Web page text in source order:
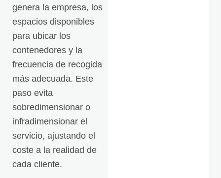
genera la empresa, los
espacios disponibles
para ubicar los
contenedores y la
frecuencia de recogida
más adecuada. Este
paso evita
sobredimensionar o
infradimensionar el
servicio, ajustando el
coste a la realidad de
cada cliente.